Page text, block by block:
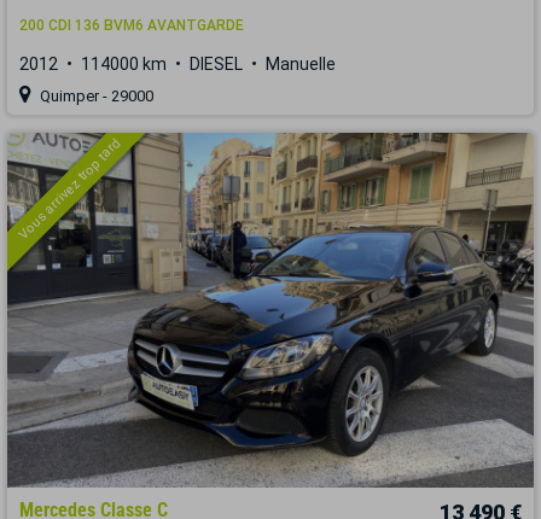
200 CDI 136 BVM6 AVANTGARDE
2012 114000 km DIESEL Manuelle
Quimper - 29000
Vous arrivez trop tard
Mercedes Classe C 13 490 €